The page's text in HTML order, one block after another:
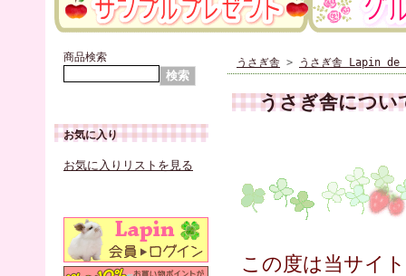
商品検索
お気に入り
お気に入りリストを見る
うさぎ舎 > うさぎ舎 Lapin
うさぎ舎につい
この度は当サイ